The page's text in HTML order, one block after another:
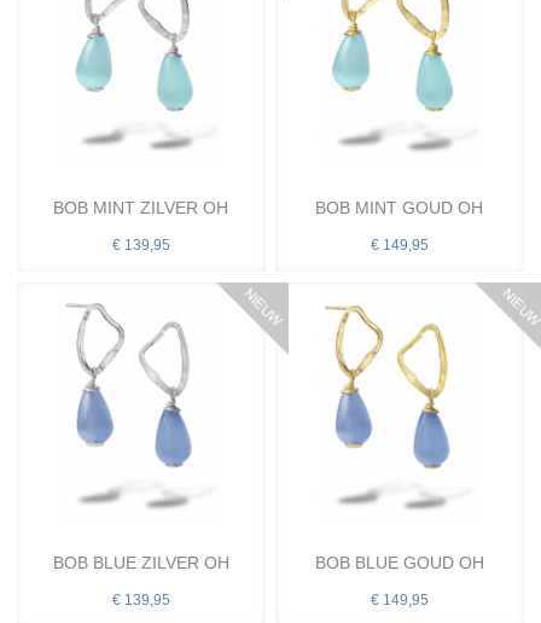
BOB MINT ZILVER OH
€ 139,95
BOB MINT GOUD OH
€ 149,95
BOB BLUE ZILVER OH
€ 139,95
BOB BLUE GOUD OH
€ 149,95